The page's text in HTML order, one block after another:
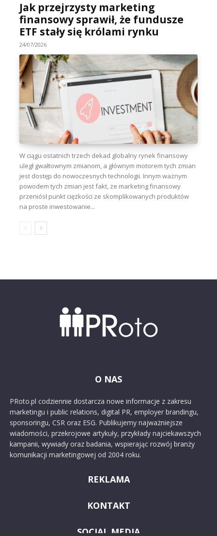
Jak przejrzysty marketing
finansowy sprawił, że fundusze
ETF stały się królami rynku
24/07/2026
W ciągu ostatnich trzech dekad globalny rynek finansowy
uległ gwałtownym zmianom, a głównym motorem tych zmian
jest dostęp do nowoczesnych technologii. Innym ważnym
powodem tych zmian jest fakt, że marketing finansowy
przeniósł punkt ciężkości ze skomplikowanych produktów
na proste inwestowanie...
O NAS
PRoto.pl codziennie dostarcza nowe informacje z zakresu
marketingu i public relations, digital PR, employer brandingu,
sponsoringu, CSR oraz ESG. Publikujemy najważniejsze
wiadomości, przekrojowe artykuły, przykłady najciekawszych
kampanii, wywiady oraz badania, wspierając rozwój branży
komunikacji marketingowej od 2004 roku.
REKLAMA
KONTAKT
SOCIAL MEDIA